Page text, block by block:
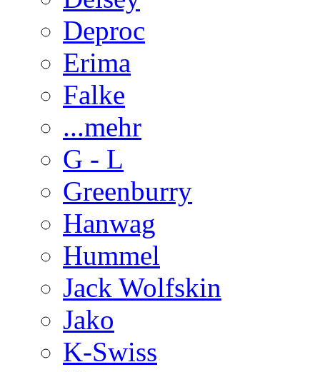
Deproc
Erima
Falke
...mehr
G - L
Greenburry
Hanwag
Hummel
Jack Wolfskin
Jako
K-Swiss